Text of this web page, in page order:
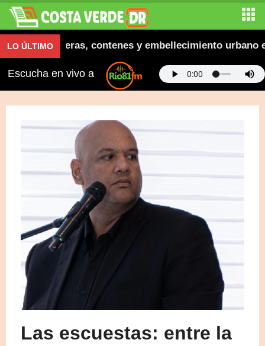
LO ÚLTIMOaceras, contenes y embellecimiento urbano en El
Escucha en vivo a
Las escuestas: entre la